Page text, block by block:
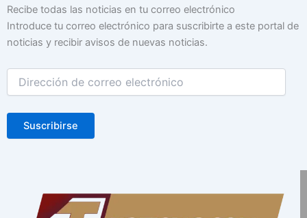
Recibe todas las noticias en tu correo electrónico
Introduce tu correo electrónico para suscribirte a este portal de
noticias y recibir avisos de nuevas noticias.
Dirección
de
electrónico
Suscribirse